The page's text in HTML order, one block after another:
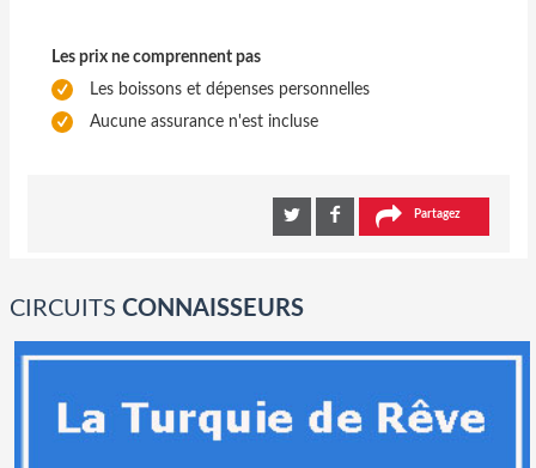
Les prix ne comprennent pas
Les boissons et dépenses personnelles
Aucune assurance n'est incluse
Partagez
CIRCUITS CONNAISSEURS